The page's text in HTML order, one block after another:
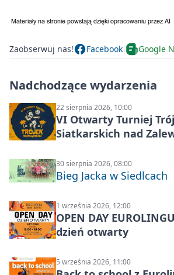
Zaobserwuj nas! Facebook Google
Nadchodzące wydarzenia
22 sierpnia 2026, 10:00
VI Otwarty Turniej
Siatkarskich nad
30 sierpnia 2026, 08:00
Bieg Jacka w Siedlcach
1 września 2026, 12:00
OPEN DAY
dzień otwarty
5 września 2026, 11:00